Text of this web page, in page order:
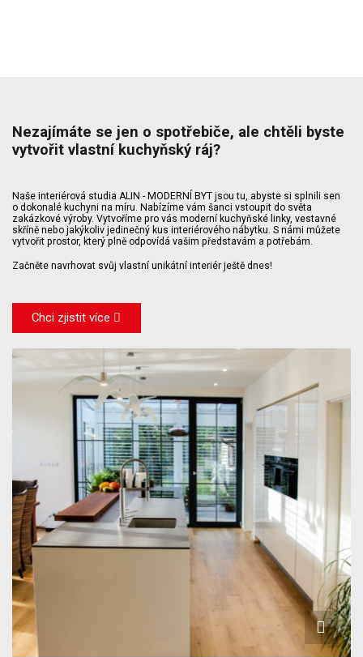
Nezajímáte se jen o spotřebiče, ale chtěli byste
vytvořit vlastní kuchyňský ráj?
Naše interiérová studia ALIN - MODERNÍ BYT jsou tu, abyste si splnili sen
o dokonalé kuchyni na míru. Nabízíme vám šanci vstoupit do světa
zakázkové výroby. Vytvoříme pro vás moderní kuchyňské linky, vestavné
skříně nebo jakýkoliv jedinečný kus interiérového nábytku. S námi můžete
vytvořit prostor, který plně odpovídá vašim představám a potřebám.
Začněte navrhovat svůj vlastní unikátní interiér ještě dnes!
Chci zjistit více